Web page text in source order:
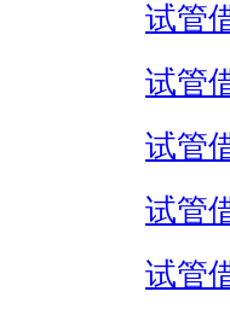
试管
试管
试管
试管
试管